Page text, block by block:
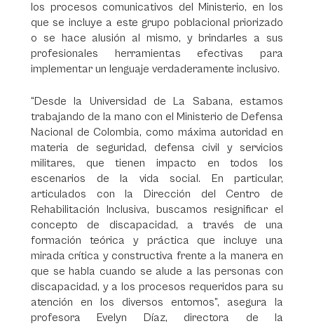
los procesos comunicativos del Ministerio, en los
que se incluye a este grupo poblacional priorizado
o se hace alusión al mismo, y brindarles a sus
profesionales herramientas efectivas para
implementar un lenguaje verdaderamente inclusivo.
“Desde la Universidad de La Sabana, estamos
trabajando de la mano con el Ministerio de Defensa
Nacional de Colombia, como máxima autoridad en
materia de seguridad, defensa civil y servicios
militares, que tienen impacto en todos los
escenarios de la vida social. En particular,
articulados con la Dirección del Centro de
Rehabilitación Inclusiva, buscamos resignificar el
concepto de discapacidad, a través de una
formación teórica y práctica que incluye una
mirada crítica y constructiva frente a la manera en
que se habla cuando se alude a las personas con
discapacidad, y a los procesos requeridos para su
atención en los diversos entornos”, asegura la
profesora Evelyn Díaz, directora de la